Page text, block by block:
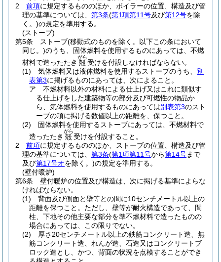
2
前項に規定するもののほか、ボイラーの位置、構造及び管
理の基準については、 第3条(第1項第11号及び第12号を除
く。)の規定を準用する。
(ストーブ)
第5条
ストーブ(移動式のものを除く。以下この条において
同じ。)のうち、固体燃料を使用するものにあっては、不燃
材料で造ったたき 殻
がら
受けを付設しなければならない。
(1)
気体燃料又は液体燃料を使用するストーブのうち、 別
表第3に掲げるものにあっては、次によること。
ア
不燃材料以外の材料による仕上げ又はこれに類似す
る仕上げをした建築物等の部分及び可燃性の物品か
ら、気体燃料を使用するものにあっては別表第3のスト
ーブの項に掲げる数値以上の距離を、保つこと。
(2)
固体燃料を使用するストーブにあっては、不燃材料で
造ったたき 殻
がら
受けを付設すること。
2
前項に規定するもののほか、ストーブの位置、構造及び管
理の基準については、 第3条(第1項第11号から第14号まで
及び第17号オを除く。)の規定を準用する。
(壁付暖炉)
第6条
壁付暖炉の位置及び構造は、次に掲げる基準によらな
ければならない。
(1)
背面及び側面と壁等との間に10センチメートル以上の
距離を保つこと。 ただし、壁等が耐火構造であって、間
柱、下地その他主要な部分を準不燃材料で造ったものの
場合にあっては、この限りでない。
(2)
厚さ20センチメートル以上の鉄筋コンクリート造、無
筋コンクリート造、れんが造、石造又はコンクリートブ
ロック造とし、かつ、背面の状況を点検することができ